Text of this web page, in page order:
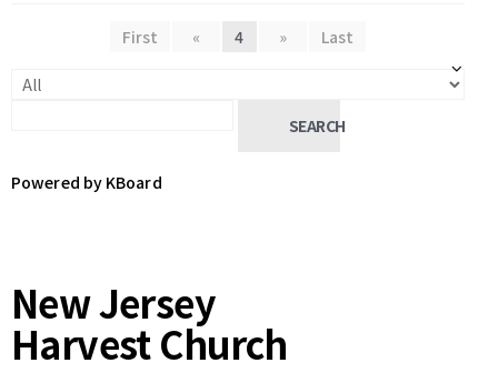
First « 4 » Last
SEARCH
Powered by KBoard
New Jersey
Harvest Church